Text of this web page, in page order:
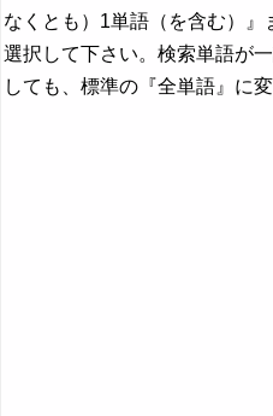
なくとも）1単語（を含む）
選択して下さい。検索単語が
しても、標準の『全単語』に変